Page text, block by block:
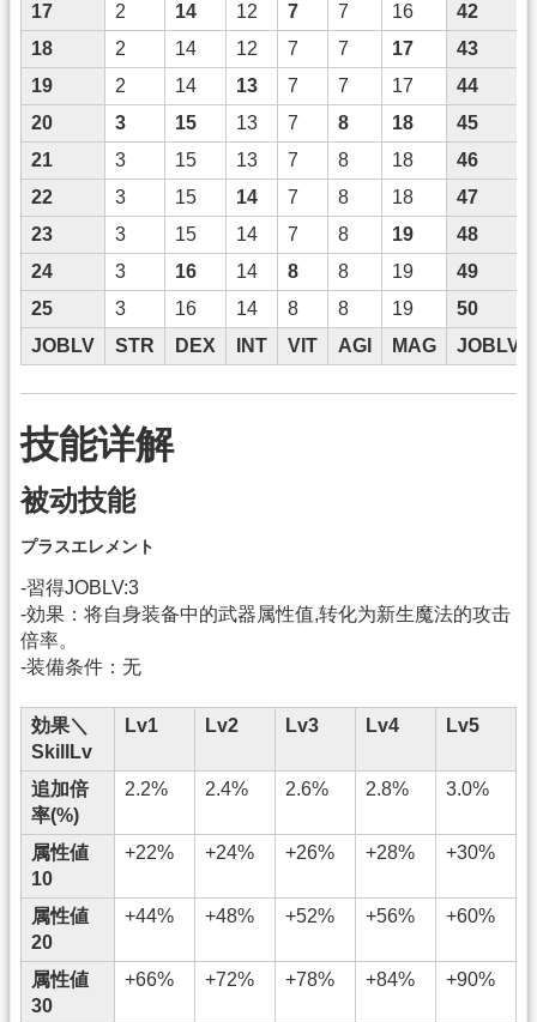
17
2 14 12 7 7 16
42
18
2 14 12 7 7 17
43
19
2 14 13 7 7 17
44
20
3 15 13 7 8 18
45
21
3 15 13 7 8 18
46
22
3 15 14 7 8 18
47
23
3 15 14 7 8 19
48
24
3 16 14 8 8 19
49
25
3 16 14 8 8 19
50
JOBLV
STR DEX INT VIT AGI MAG JOBLV
技能详解
被动技能
プラスエレメント
-習得JOBLV:3
-効果：将自身装备中的武器属性值,转化为新生魔法的攻击
倍率。
-装備条件：无
効果＼
SkillLv
Lv1 Lv2 Lv3 Lv4 Lv5
追加倍
率(%)
2.2% 2.4% 2.6% 2.8% 3.0%
属性値
10
+22% +24% +26% +28% +30%
属性値
20
+44% +48% +52% +56% +60%
属性値
30
+66% +72% +78% +84% +90%